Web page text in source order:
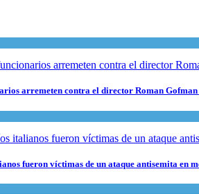
arremeten contra el director Roman
fueron víctimas de un ataque antisemita en